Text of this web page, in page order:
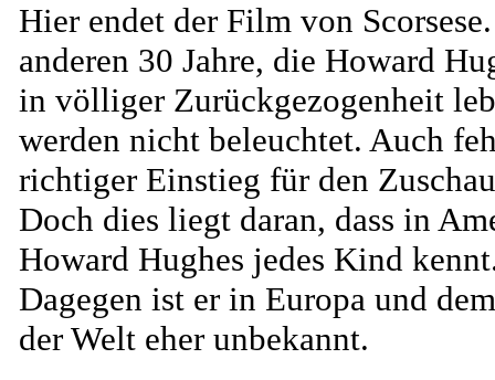
Hier endet der Film von
anderen 30 Jahre, die Howard
in völliger Zurückgezogenheit
werden nicht beleuchtet. Auch
richtiger Einstieg für den
Doch dies liegt daran, dass in
Howard Hughes jedes Kind
Dagegen ist er in Europa und
der Welt eher unbekannt.